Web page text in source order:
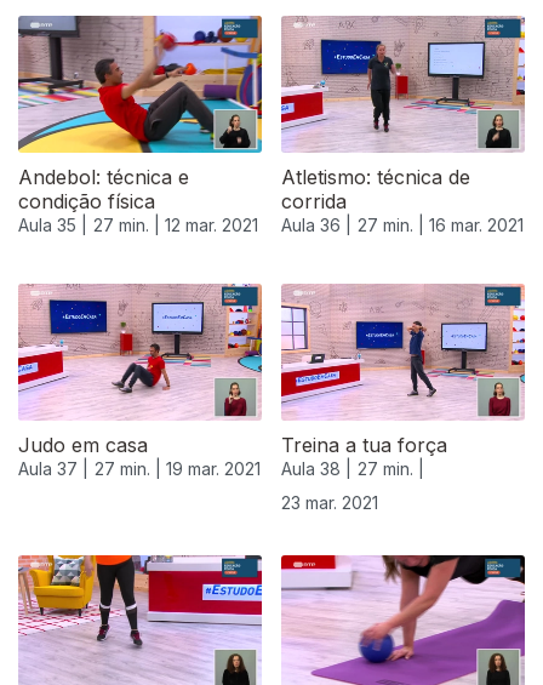
Andebol: técnica e
condição física
Aula 35 | 27 min. | 12 mar. 2021
Atletismo: técnica de
corrida
Aula 36 | 27 min. | 16 mar. 2021
530869
Judo em casa
Aula 37 | 27 min. | 19 mar. 2021
Treina a tua força
Aula 38 |
27 min. |
23 mar. 2021